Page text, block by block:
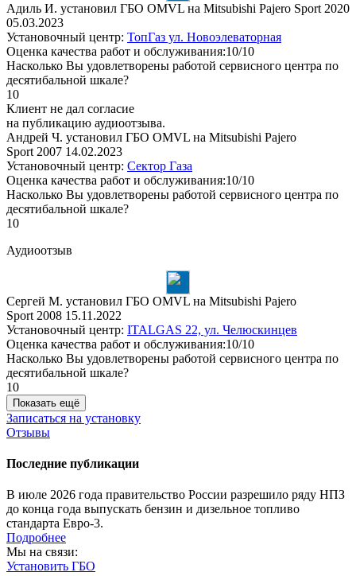
Адиль И. установил ГБО OMVL на Mitsubishi Pajero Sport 2020
05.03.2023
Установочный центр: ТопГаз ул. Новоэлеваторная
Оценка качества работ и обслуживания:10/10
Насколько Вы удовлетворены работой сервисного центра по
десятибальной шкале?
10
Клиент не дал согласие
на публикацию аудиоотзыва.
Андрей Ч. установил ГБО OMVL на Mitsubishi Pajero
Sport 2007 14.02.2023
Установочный центр: Сектор Газа
Оценка качества работ и обслуживания:10/10
Насколько Вы удовлетворены работой сервисного центра по
десятибальной шкале?
10
Аудиоотзыв
Сергей М. установил ГБО OMVL на Mitsubishi Pajero
Sport 2008 15.11.2022
Установочный центр: ITALGAS 22, ул. Челюскинцев
Оценка качества работ и обслуживания:10/10
Насколько Вы удовлетворены работой сервисного центра по
десятибальной шкале?
10
Показать ещё
Записаться на установку
Отзывы
Последние публикации
В июле 2026 года правительство России разрешило ряду НПЗ
до конца года выпускать бензин и дизельное топливо
стандарта Евро-3.
Подробнее
Мы на связи:
Установить ГБО